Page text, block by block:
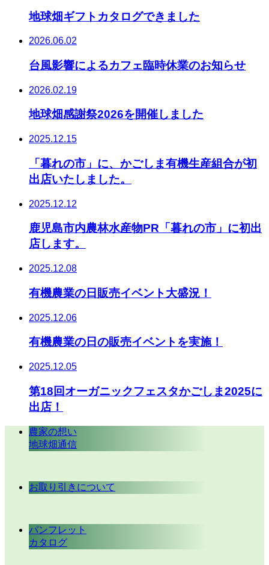
地球畑ギフトカタログできました
2026.06.02
台風影響によるカフェ臨時休業のお知らせ
2026.02.19
地球畑感謝祭2026を開催しました
2025.12.15
「暮れの市」に、かごしま有機生産組合が初
出店いたしました。
2025.12.12
鹿児島市内農林水産物PR「暮れの市」に初出
店します。
2025.12.08
有機農業の日販売イベント大盛況！
2025.12.06
有機農業の日の販売イベントを実施！
2025.12.05
第18回オーガニックフェスタかごしま2025に
出店！
農家の想い
地球畑通信
お取り引きについて
パンフレット
カタログ